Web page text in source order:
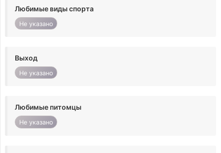
Любимые виды спорта
Не указано
Выход
Не указано
Любимые питомцы
Не указано